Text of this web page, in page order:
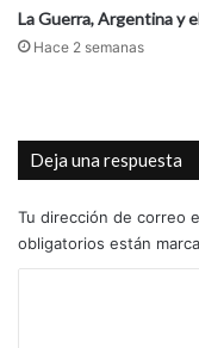
La Guerra, Argentina y
Hace 2 semanas
Deja una respuesta
Tu dirección de correo
obligatorios están